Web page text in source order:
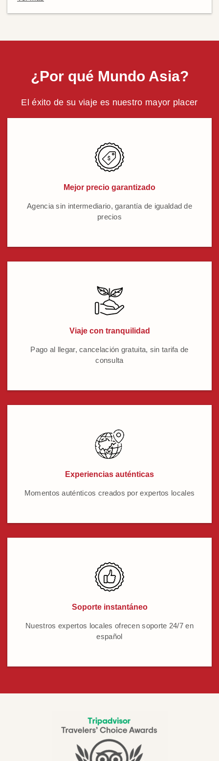
¿Por qué Mundo Asia?
El éxito de su viaje es nuestro mayor placer
Mejor precio garantizado
Agencia sin intermediario, garantía de igualdad de
precios
Viaje con tranquilidad
Pago al llegar, cancelación gratuita, sin tarifa de
consulta
Experiencias auténticas
Momentos auténticos creados por expertos locales
Soporte instantáneo
Nuestros expertos locales ofrecen soporte 24/7 en
español